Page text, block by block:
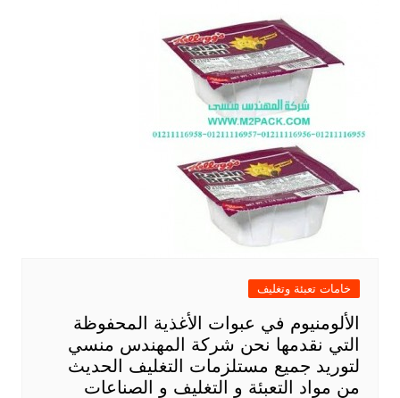
خامات تعبئة وتغليف
الألومنيوم في عبوات الأغذية المحفوظة
التي نقدمها نحن شركة المهندس منسي
لتوريد جميع مستلزمات التغليف الحديث
من مواد التعبئة و التغليف و الصناعات